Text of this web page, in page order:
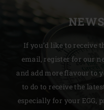
If you’d like to receive
email, register for our
and add more flavour to
to do to receive the
especially for your EGG,